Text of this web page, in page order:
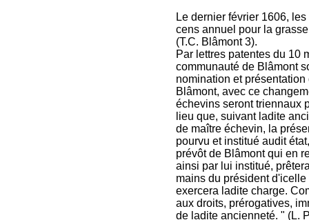
Le dernier février 1606,
cens annuel pour la
(T.C. Blâmont 3).
Par lettres patentes du 10
communauté de Blâmont
nomination et
Blâmont, avec ce
échevins seront triennaux
lieu que, suivant ladite
de maître échevin, la
pourvu et institué audit
prévôt de Blâmont qui en
ainsi par lui institué,
mains du président
exercera ladite charge.
aux droits, prérogatives,
de ladite ancienneté. " (L.